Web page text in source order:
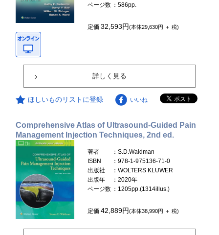
ページ数 ：586pp.
定価32,593円(本体29,630円 ＋ 税)
詳しく見る
ほしいものリストに登録 いいね
Comprehensive Atlas of Ultrasound-Guided Pain
Management Injection Techniques, 2nd ed.
著者
：S.D.Waldman
ISBN
：978-1-975136-71-0
出版社
：WOLTERS KLUWER
出版年
：2020年
ページ数 ：1205pp.(1314illus.)
定価42,889円(本体38,990円 ＋ 税)